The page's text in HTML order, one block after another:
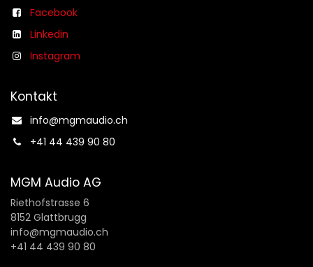
Facebook
Linkedin
Instagram
Kontakt
info@mgmaudio.ch​
+41 44 439 90 80
MGM Audio AG
Riethofstrasse 6
8152 Glattbrugg
info@mgmaudio.ch
+41 44 439 90 80